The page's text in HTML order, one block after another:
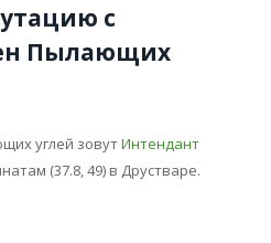
с
Пылающих
углей зовутИнтендант
(37.8, 49) в Друстваре.